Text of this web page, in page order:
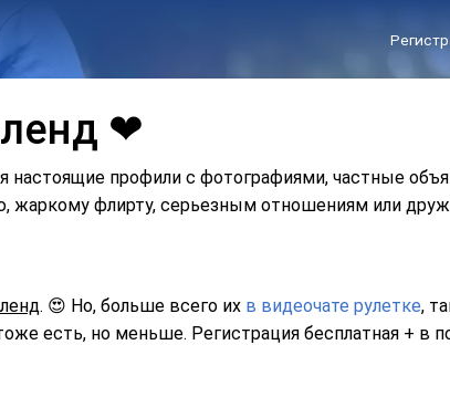
❤
настоящие профили с фотографиями, частные
жаркому флирту, серьезным отношениям или
. 😍 Но, больше всего их в видеочате рулетке,
есть, но меньше. Регистрация бесплатная + в